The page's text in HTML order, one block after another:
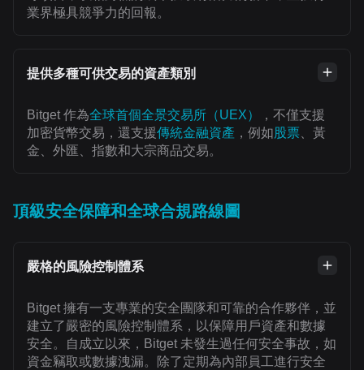
業界極具競爭力的回報。
提供多種可供交易的資產類別
Bitget 作為全球首個全景交易所（UEX）
，不僅支援
加密貨幣交易，還支援傳統金融資產 ，例如 股票 、黃
金、外匯、指數和大宗商品交易。
頂級安全保障和全球合規路線圖
嚴格的風險控制體系
Bitget 擁有一支專業的安全團隊和可靠的合作夥伴，並
建立了嚴密的風險控制體系，以保障用戶資產和數據
安全。自成立以來，Bitget 未發生過任何安全事故，如
資金竊取或數據洩漏。除了定期為內部員工進行安全